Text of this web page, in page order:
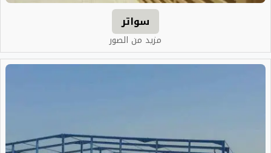
سواتر
مزيد من الصور